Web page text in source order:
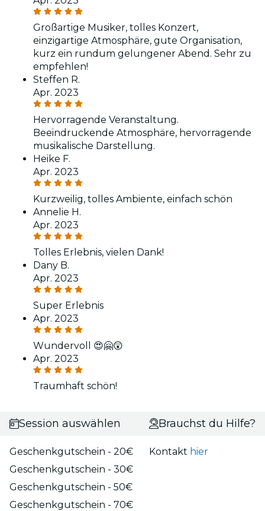
Großartige Musiker, tolles Konzert,
einzigartige Atmosphäre, gute Organisation,
kurz ein rundum gelungener Abend. Sehr zu
empfehlen!
Steffen R.
Apr. 2023
Hervorragende Veranstaltung.
Beeindruckende Atmosphäre, hervorragende
musikalische Darstellung.
Heike F.
Apr. 2023
Kurzweilig, tolles Ambiente, einfach schön
Annelie H.
Apr. 2023
Tolles Erlebnis, vielen Dank!
Dany B.
Apr. 2023
Super Erlebnis
Apr. 2023
Wundervoll 😍🤗😲
Apr. 2023
Traumhaft schön!
Session auswählen
Geschenkgutschein - 20€
Geschenkgutschein - 30€
Geschenkgutschein - 50€
Geschenkgutschein - 70€
Brauchst du Hilfe?
Kontakt hier